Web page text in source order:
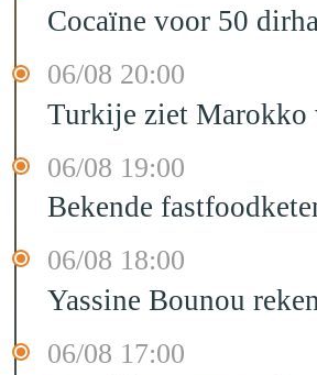
Cocaïne voor 50
06/08 20:00
Turkije ziet Marokko
06/08 19:00
Bekende
06/08 18:00
Yassine Bounou
06/08 17:00